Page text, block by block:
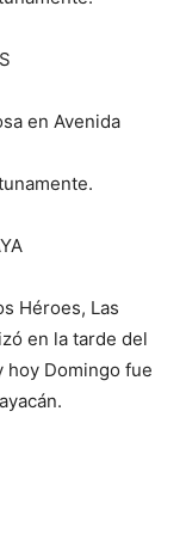
en Avenida
Héroes, Las
en la tarde del
hoy Domingo fue